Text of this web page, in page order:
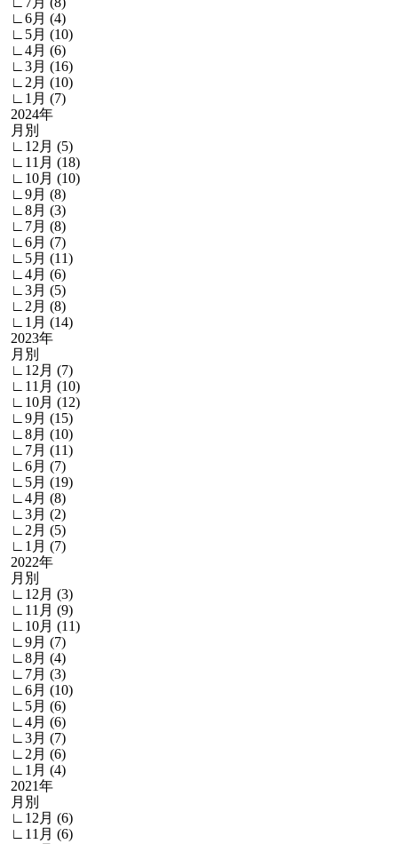
∟6月 (4)
∟5月 (10)
∟4月 (6)
∟3月 (16)
∟2月 (10)
∟1月 (7)
2024年
月別
∟12月 (5)
∟11月 (18)
∟10月 (10)
∟9月 (8)
∟8月 (3)
∟7月 (8)
∟6月 (7)
∟5月 (11)
∟4月 (6)
∟3月 (5)
∟2月 (8)
∟1月 (14)
2023年
月別
∟12月 (7)
∟11月 (10)
∟10月 (12)
∟9月 (15)
∟8月 (10)
∟7月 (11)
∟6月 (7)
∟5月 (19)
∟4月 (8)
∟3月 (2)
∟2月 (5)
∟1月 (7)
2022年
月別
∟12月 (3)
∟11月 (9)
∟10月 (11)
∟9月 (7)
∟8月 (4)
∟7月 (3)
∟6月 (10)
∟5月 (6)
∟4月 (6)
∟3月 (7)
∟2月 (6)
∟1月 (4)
2021年
月別
∟12月 (6)
∟11月 (6)